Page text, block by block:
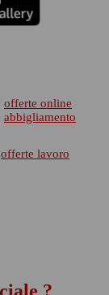
offerte online
abbigliamento
offerte lavoro